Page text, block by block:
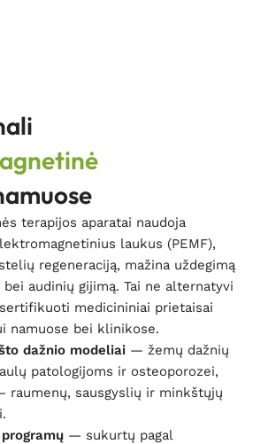
terapijos aparatai naudoja
laukus (PEMF),
regeneraciją, mažina uždegimą
audinių gijimą. Tai ne alternatyvi
medicininiai prietaisai
namuose bei klinikose.
dažnio modeliai — žemų dažnių
patologijoms ir osteoporozei,
raumenų, sausgyslių ir minkštųjų
— sukurtų pagal